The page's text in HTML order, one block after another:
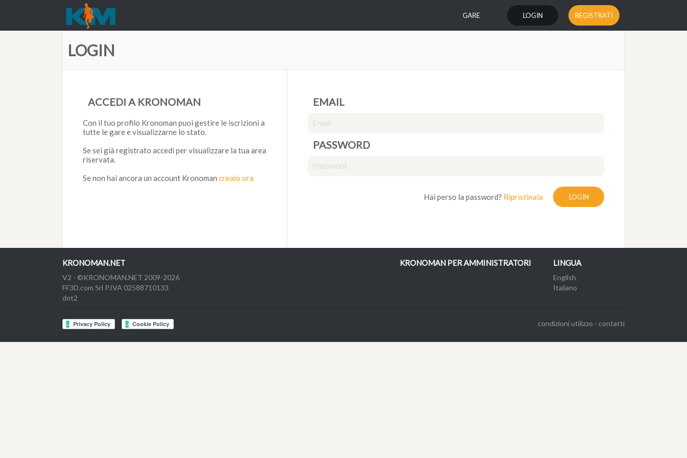
REGISTRATI
LOGIN
GARE
LOGIN
ACCEDI A KRONOMAN
Con il tuo profilo Kronoman puoi gestire le iscrizioni a
tutte le gare e visualizzarne lo stato.
Se sei già registrato accedi per visualizzare la tua area
riservata.
Se non hai ancora un account Kronoman crealo ora
EMAIL
PASSWORD
LOGIN
Hai perso la password? Ripristinala
KRONOMAN.NET
V2 - ©KRONOMAN.NET 2009-2026
FF3D.com Srl P.IVA 02588710133
dot2
KRONOMAN PER AMMINISTRATORI LINGUA
English
Italiano
condizioni utilizzo - contatti